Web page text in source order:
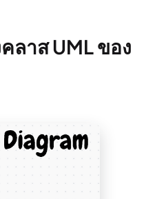
ลาส UML ของ